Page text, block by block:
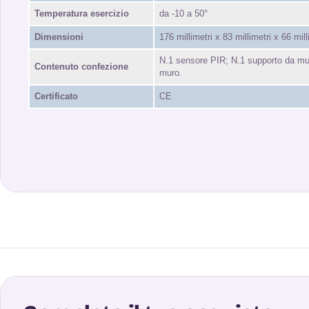
Temperatura esercizio da -10 a 50°
Dimensioni 176 millimetri x 83 millimetri x 66
Contenuto confezione
N.1 sensore PIR; N.1 supporto da
muro.
Certificato CE